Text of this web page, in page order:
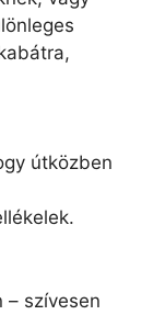
útközben
– szívesen